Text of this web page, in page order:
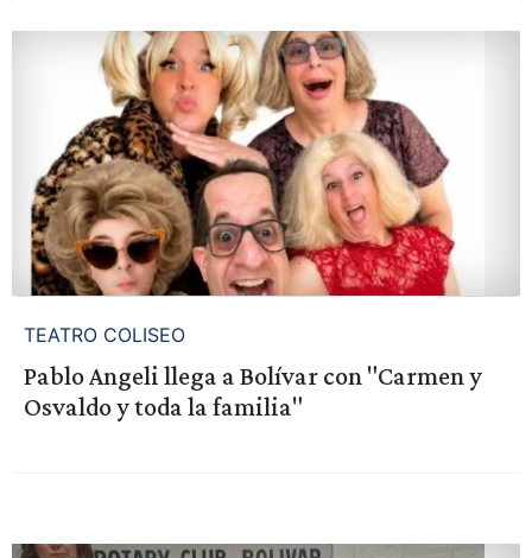
TEATRO COLISEO
Pablo Angeli llega a Bolívar con "Carmen y
Osvaldo y toda la familia"